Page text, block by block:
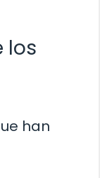
los
han